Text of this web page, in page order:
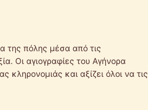
της πόλης μέσα από τις
Οι αγιογραφίες του Αγήνορα
κληρονομιάς και αξίζει όλοι να τις